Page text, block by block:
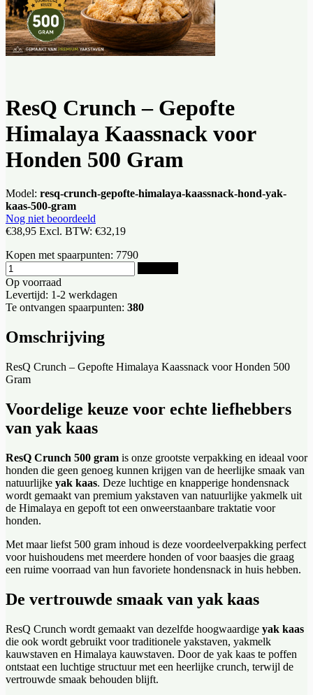
ResQ Crunch – Gepofte
Himalaya Kaassnack voor
Honden 500 Gram
Model: resq-crunch-gepofte-himalaya-kaassnack-hond-yak-
kaas-500-gram
Nog niet beoordeeld
€38,95 Excl. BTW: €32,19
Kopen met spaarpunten: 7790
Op voorraad
Levertijd: 1-2 werkdagen
Te ontvangen spaarpunten: 380
Omschrijving
ResQ Crunch – Gepofte Himalaya Kaassnack voor Honden 500
Gram
Voordelige keuze voor echte liefhebbers
van yak kaas
ResQ Crunch 500 gram is onze grootste verpakking en ideaal voor
honden die geen genoeg kunnen krijgen van de heerlijke smaak van
natuurlijke yak kaas. Deze luchtige en knapperige hondensnack
wordt gemaakt van premium yakstaven van natuurlijke yakmelk uit
de Himalaya en gepoft tot een onweerstaanbare traktatie voor
honden.
Met maar liefst 500 gram inhoud is deze voordeelverpakking perfect
voor huishoudens met meerdere honden of voor baasjes die graag
een ruime voorraad van hun favoriete hondensnack in huis hebben.
De vertrouwde smaak van yak kaas
ResQ Crunch wordt gemaakt van dezelfde hoogwaardige yak kaas
die ook wordt gebruikt voor traditionele yakstaven, yakmelk
kauwstaven en Himalaya kauwstaven. Door de yak kaas te poffen
ontstaat een luchtige structuur met een heerlijke crunch, terwijl de
vertrouwde smaak behouden blijft.